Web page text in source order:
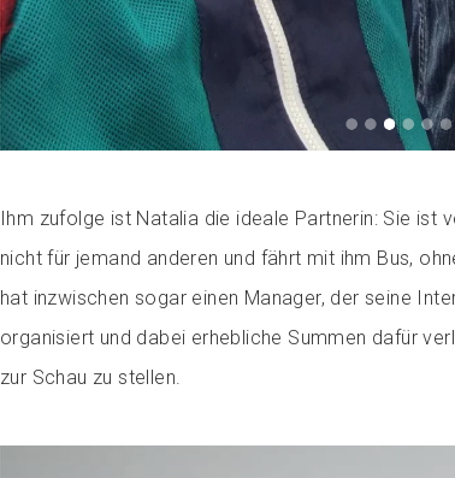
Ihm zufolge ist Natalia die ideale Partnerin: Sie ist
nicht für jemand anderen und fährt mit ihm Bus,
hat inzwischen sogar einen Manager, der seine
organisiert und dabei erhebliche Summen dafür
zur Schau zu stellen.